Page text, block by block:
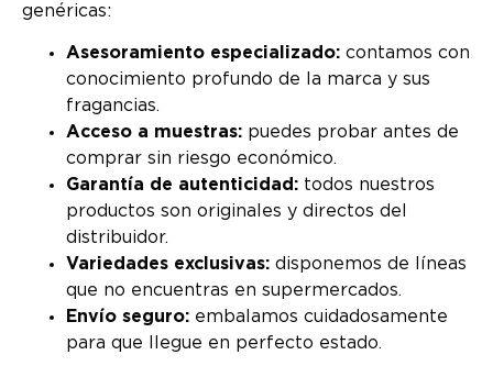
genéricas:
Asesoramiento especializado: contamos con
conocimiento profundo de la marca y sus
fragancias.
Acceso a muestras: puedes probar antes de
comprar sin riesgo económico.
Garantía de autenticidad: todos nuestros
productos son originales y directos del
distribuidor.
Variedades exclusivas: disponemos de líneas
que no encuentras en supermercados.
Envío seguro: embalamos cuidadosamente
para que llegue en perfecto estado.